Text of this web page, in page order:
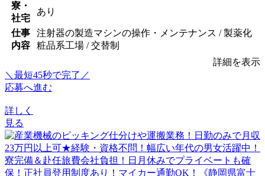
寮・
社宅
あり
仕事
内容
注射器の製造マシンの操作・メンテナンス / 製薬化
粧品系工場 / 交替制
詳細を表示
＼最短45秒で完了／
応募へ進む
詳しく
見る